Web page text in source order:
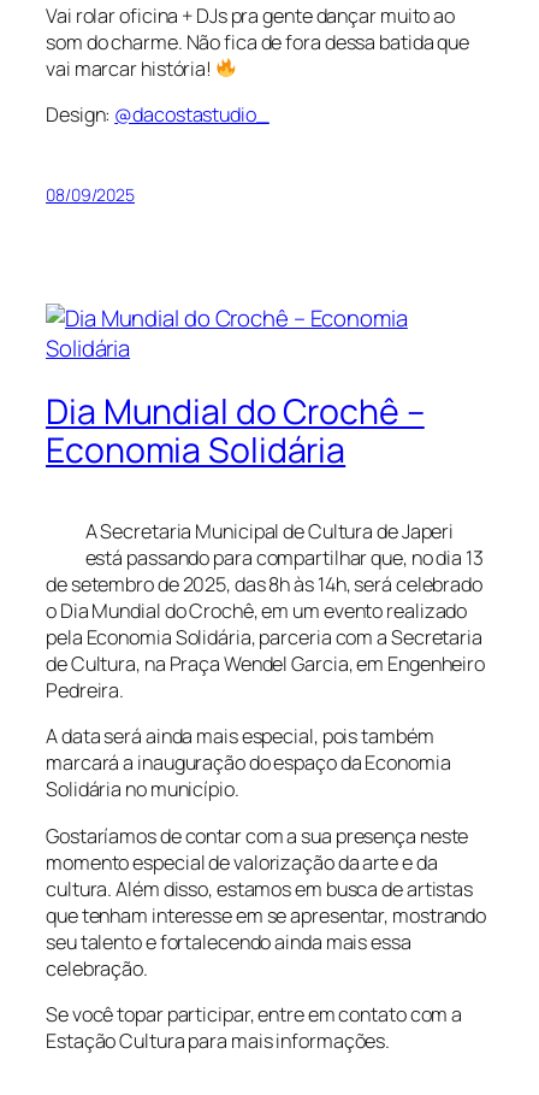
Vai rolar oficina + DJs pra gente dançar muito ao
som do charme. Não fica de fora dessa batida que
vai marcar história!
Design: @dacostastudio_
08/09/2025
Dia Mundial do Crochê –
Economia Solidária
A Secretaria Municipal de Cultura de Japeri
está passando para compartilhar que, no dia 13
de setembro de 2025, das 8h às 14h, será celebrado
o Dia Mundial do Crochê, em um evento realizado
pela Economia Solidária, parceria com a Secretaria
de Cultura, na Praça Wendel Garcia, em Engenheiro
Pedreira.
A data será ainda mais especial, pois também
marcará a inauguração do espaço da Economia
Solidária no município.
Gostaríamos de contar com a sua presença neste
momento especial de valorização da arte e da
cultura. Além disso, estamos em busca de artistas
que tenham interesse em se apresentar, mostrando
seu talento e fortalecendo ainda mais essa
celebração.
Se você topar participar, entre em contato com a
Estação Cultura para mais informações.